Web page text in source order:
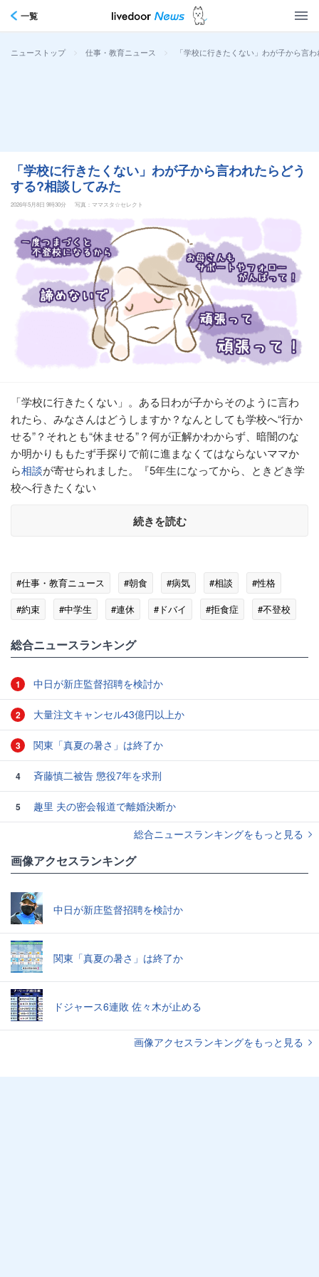
一覧
ニューストップ > 仕事・教育ニュース > 「学校に行きたくない」わが子から言
「学校に行きたくない」わが子から言われたらどう
する?相談してみた
2026年5月8日 9時30分 写真：ママスタ☆セレクト
「学校に行きたくない」。ある日わが子からそのように言わ
れたら、みなさんはどうしますか？なんとしても学校へ“行か
せる”？それとも“休ませる”？何が正解かわからず、暗闇のな
か明かりももたず手探りで前に進まなくてはならないママか
ら相談が寄せられました。『5年生になってから、ときどき学
校へ行きたくない
続きを読む
#仕事・教育ニュース #朝食 #病気 #相談
#性格
#約束
#中学生 #連休 #ドバイ #拒食症 #不登校
総合ニュースランキング
1 中日が新庄監督招聘を検討か
2 大量注文キャンセル43億円以上か
3 関東「真夏の暑さ」は終了か
4 斉藤慎二被告 懲役7年を求刑
5
趣里 夫の密会報道で離婚決断か
総合ニュースランキングをもっと見る
画像アクセスランキング
中日が新庄監督招聘を検討か
関東「真夏の暑さ」は終了か
ドジャース6連敗 佐々木が止める
画像アクセスランキングをもっと見る